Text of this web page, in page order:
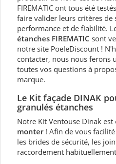
FIREMATIC ont tous été
faire valider leurs critères de
performance et de fiabilité.
étanches FIREMATIC sont
notre site PoeleDiscount !
contacter, nous nous ferons
toutes vos questions à
marque.
Le Kit façade DINAK
granulés étanches
Notre Kit Ventouse Dinak
monter! Afin de vous
les brides de sécurité, les
raccordement